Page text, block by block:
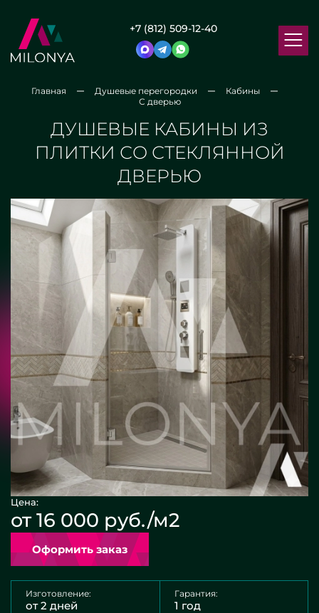
+7 (812) 509-12-40
Главная Душевые перегородки
Кабины
С дверью
ДУШЕВЫЕ КАБИНЫ ИЗ
ПЛИТКИ СО СТЕКЛЯННОЙ
ДВЕРЬЮ
Цена:
от 16 000 руб./м2
Оформить заказ
Изготовление:
от 2 дней
Гарантия:
1 год